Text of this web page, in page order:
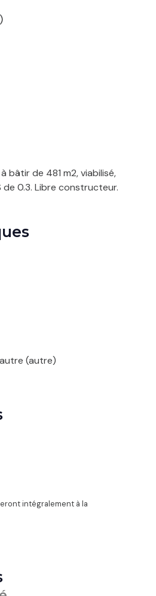
bâtir de 481 m2, viabilisé,
de 0.3. Libre constructeur.
(autre)
intégralement à la